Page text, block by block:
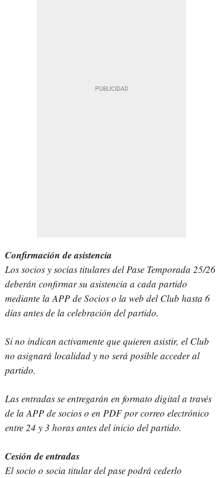
Confirmación de asistencia
Los socios y socias titulares del Pase Temporada 25/26
deberán confirmar su asistencia a cada partido
mediante la APP de Socios o la web del Club hasta 6
días antes de la celebración del partido.
Si no indican activamente que quieren asistir, el Club
no asignará localidad y no será posible acceder al
partido.
Las entradas se entregarán en formato digital a través
de la APP de socios o en PDF por correo electrónico
entre 24 y 3 horas antes del inicio del partido.
Cesión de entradas
El socio o socia titular del pase podrá cederlo